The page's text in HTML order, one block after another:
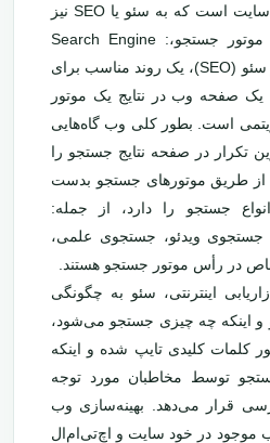
تکنولوژی بهینه سازی وب سایت است که به سئو یا SEO نیز
مشهور است. بهینه‌سازی موتور جستجو،: Search Engine
Optimization یا به اختصار سئو (SEO)، یک روند مناسب برای
یک صفحه وب در نتایج یک موتور
است. بطور کلی وب گاه‌هایی
تکرار در صفحه نتایج جستجو را
از طریق موتورهای جستجو بدست
جستجو را دارد، از جمله:
جستجوی ویدئو، جستجوی علمی،
در رأس موتور جستجو هستند.
اینترنتی، سئو به چگونگی
و اینکه چه چیزی جستجو می‌شود،
کلمات کلیدی تایپ شده و اینکه
توسط مخاطبان مورد توجه
قرار می‌دهد. بهینه‌سازی وب
در خود سایت و اچ‌تی‌ام‌ال